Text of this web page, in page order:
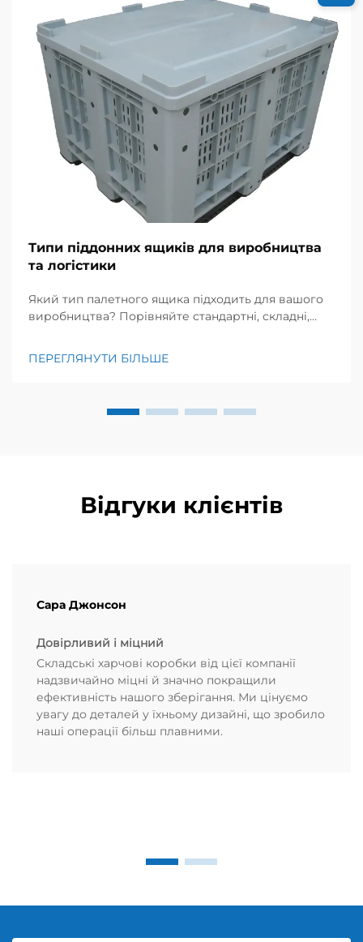
Типи піддонних ящиків для виробництва
та логістики
Який тип палетного ящика підходить для вашого
виробництва? Порівняйте стандартні, складні,
рентабельності інвестицій. Завантажте технічну
ПЕРЕГЛЯНУТИ БІЛЬШЕ
Відгуки клієнтів
Сара Джонсон
Довірливий і міцний
Складські харчові коробки від цієї компанії
надзвичайно міцні й значно покращили
ефективність нашого зберігання. Ми цінуємо
увагу до деталей у їхньому дизайні, що зробило
наші операції більш плавними.